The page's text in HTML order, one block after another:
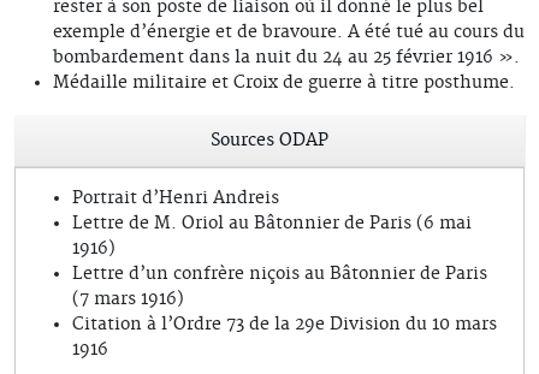
rester à son poste de liaison où il donné le plus bel
exemple d’énergie et de bravoure. A été tué au cours du
bombardement dans la nuit du 24 au 25 février 1916 ».
Médaille militaire et Croix de guerre à titre posthume.
Sources ODAP
Portrait d’Henri Andreis
Lettre de M. Oriol au Bâtonnier de Paris (6 mai
1916)
Lettre d’un confrère niçois au Bâtonnier de Paris
(7 mars 1916)
Citation à l’Ordre 73 de la 29e Division du 10 mars
1916